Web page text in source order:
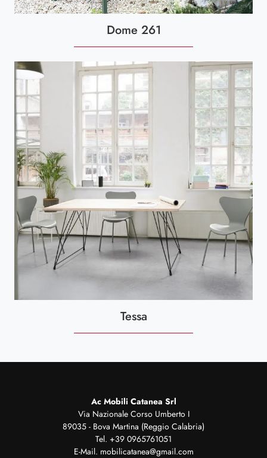
Dome 261
Tessa
Ac Mobili Catanea Srl
Via Nazionale Corso Umberto I
89035 - Bova Martina (Reggio Calabria)
Tel. +39 0965761051
E-Mail. mobilicatanea@gmail.com